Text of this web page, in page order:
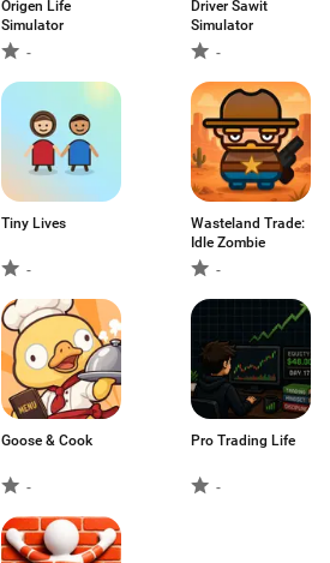
Origen Life
Simulator
-
Driver Sawit
Simulator
-
Tiny Lives
-
Wasteland Trade:
Idle Zombie
-
Goose & Cook
-
Pro Trading Life
-